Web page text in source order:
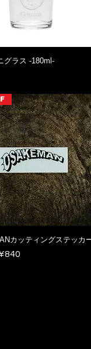
グラス -180ml-
カッティングステッカ
Price